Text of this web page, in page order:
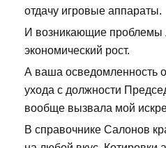
отдачу игровые аппараты.
И возникающие проблемы
экономический рост.
А ваша осведомленность
ухода с должности
вообще вызвала мой
В справочнике Салонов